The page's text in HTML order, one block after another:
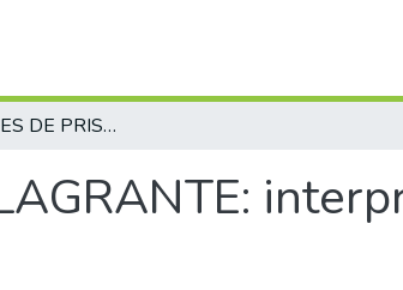
MODALIDADES DE PRISÃO EM FLAGRANTE: interpretação dos dispositivos legais